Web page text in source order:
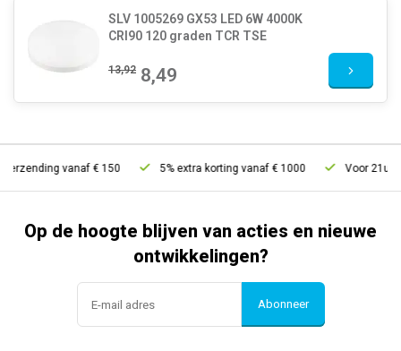
SLV 1005269 GX53 LED 6W 4000K
CRI90 120 graden TCR TSE
13,92 8,49
vanaf € 150 5% extra korting vanaf € 1000 Voor 21u
Op de hoogte blijven van acties en nieuwe
ontwikkelingen?
Abonneer